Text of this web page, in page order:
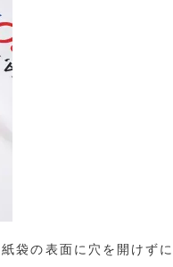
袋の表面に穴を開けず